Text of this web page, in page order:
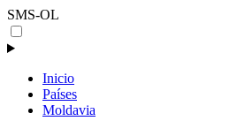
SMS-OL
Inicio
Países
Moldavia